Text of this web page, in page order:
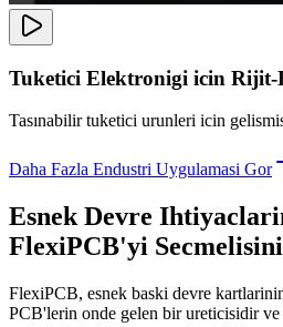
Tuketici Elektronigi icin Rijit-
Tasınabilir tuketici urunleri icin
Daha Fazla Endustri Uygulamasi Gor
Esnek Devre
FlexiPCB'yi
FlexiPCB, esnek baski devre
PCB'lerin onde gelen bir ureticisidir